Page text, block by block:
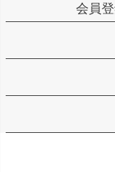
会員